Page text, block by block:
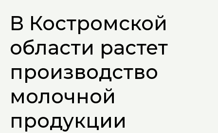
В Костромской
области растет
производство
молочной
продукции